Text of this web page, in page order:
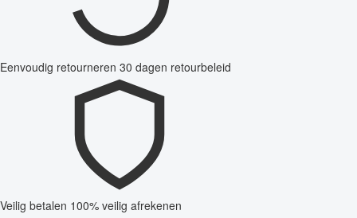
Eenvoudig retourneren 30 dagen retourbeleid
Veilig betalen 100% veilig afrekenen